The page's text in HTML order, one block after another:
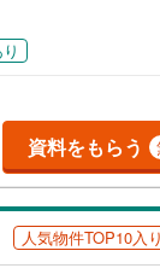
資料をもらう
人気物件TOP10入り
虻田郡倶知安町
古平郡古平町(0 )
余市郡赤井川村(
空知郡上砂川町(
床下収納（1）